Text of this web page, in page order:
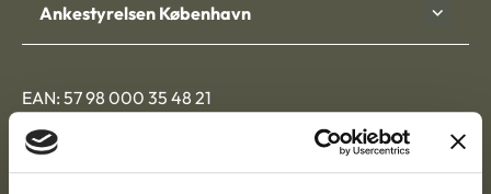
Ankestyrelsen København
EAN: 57 98 000 35 48 21
CVR: 1007 4002